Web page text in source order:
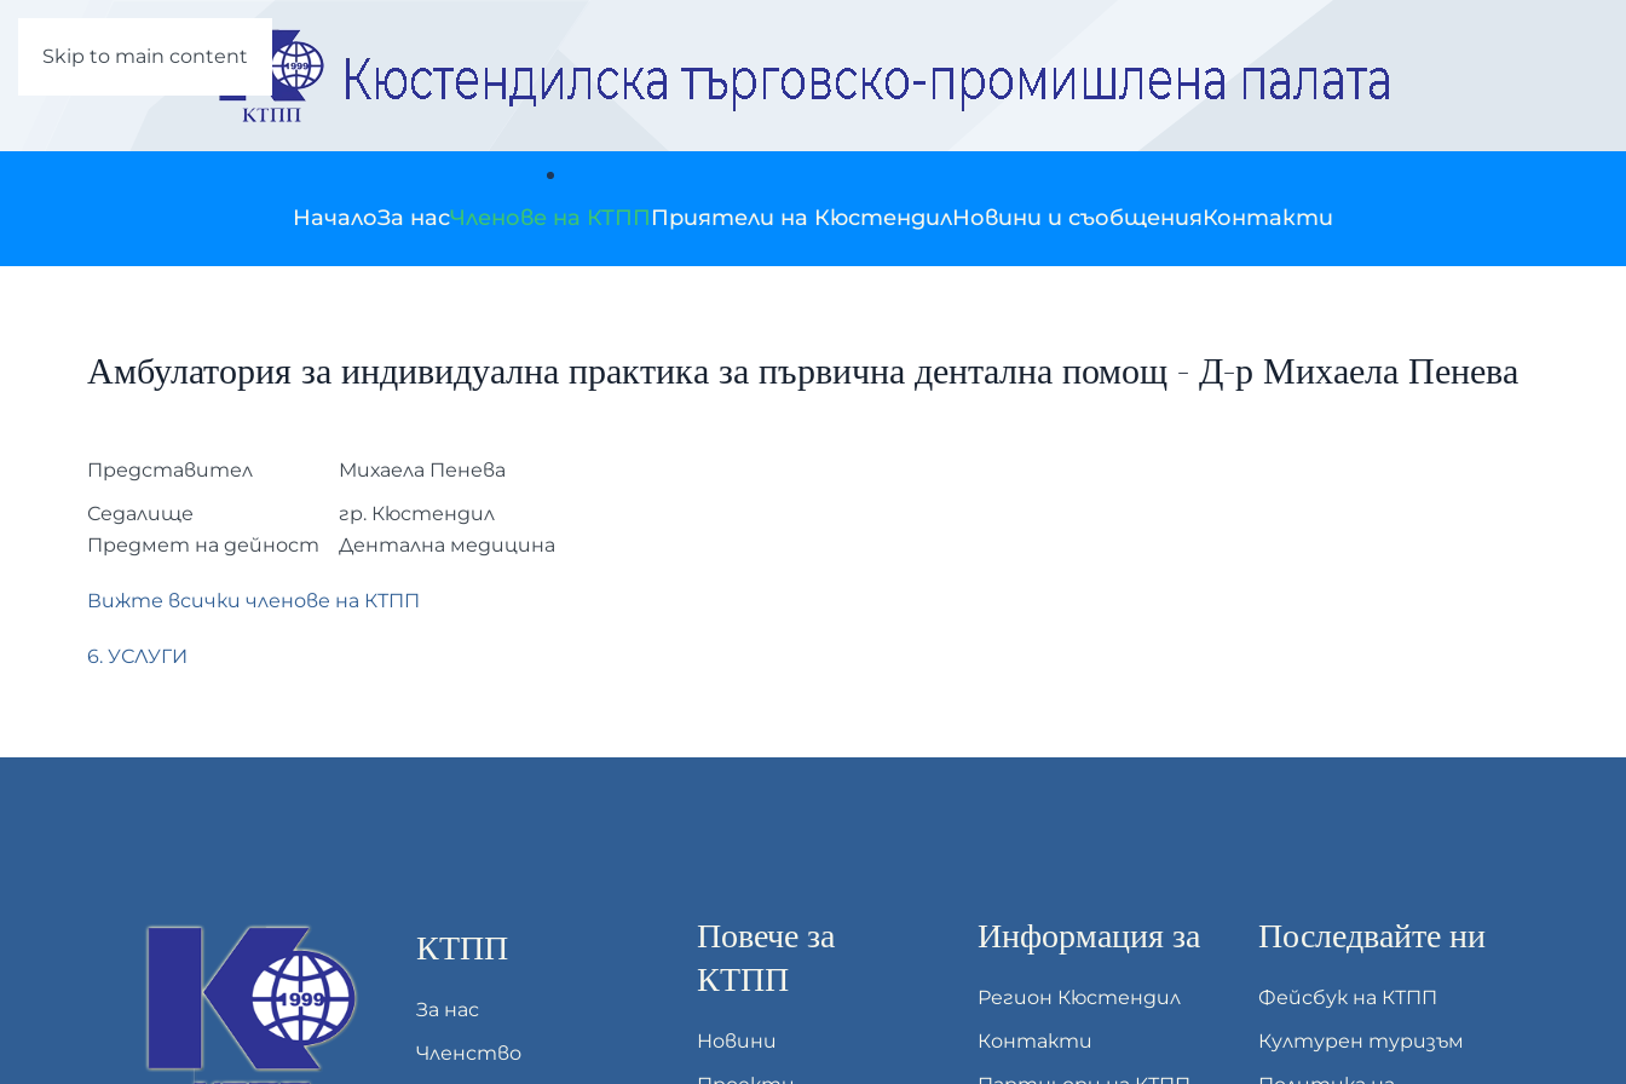
Skip to main content
НачалоЗа насЧленове на КТПППриятели на КюстендилНовини и съобщенияКонтакти
Амбулатория за индивидуална практика за първична дентална помощ - Д-р Михаела Пенева
Представител
Михаела Пенева
Седалище
гр. Кюстендил
Предмет на дейност
Дентална медицина
Вижте всички членове на КТПП
6. УСЛУГИ
КТПП
За нас
Членство
Повече за
КТПП
Новини
Информация за
Регион Кюстендил
Контакти
Последвайте ни
Фейсбук на КТПП
Културен туризъм